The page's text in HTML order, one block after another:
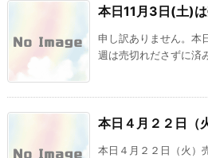
本日11月3日(土)は
申し訳ありません。本
週は売切れださずに済
本日４月２２日（
本日４月２２日（火）